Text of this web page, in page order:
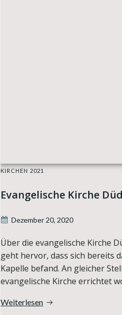
KIRCHEN 2021
Evangelische Kirche
Dezember 20, 2020
Über die evangelische Kirche
geht hervor, dass sich bereits
Kapelle befand. An gleicher
evangelische Kirche errichtet
Weiterlesen